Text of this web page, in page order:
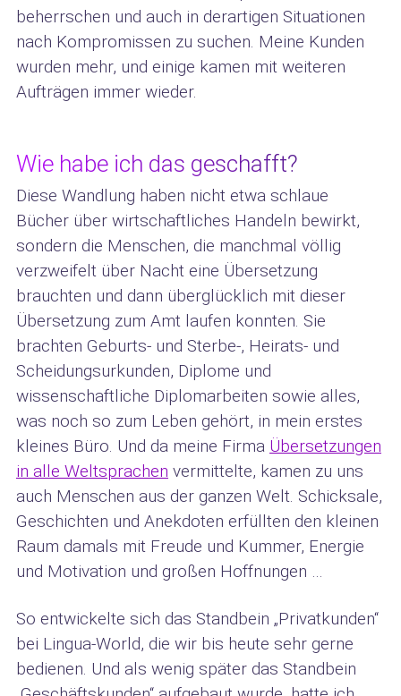
beherrschen und auch in derartigen Situationen
nach Kompromissen zu suchen. Meine Kunden
wurden mehr, und einige kamen mit weiteren
Aufträgen immer wieder.
Wie habe ich das geschafft?
Diese Wandlung haben nicht etwa schlaue
Bücher über wirtschaftliches Handeln bewirkt,
sondern die Menschen, die manchmal völlig
verzweifelt über Nacht eine Übersetzung
brauchten und dann überglücklich mit dieser
Übersetzung zum Amt laufen konnten. Sie
brachten Geburts- und Sterbe-, Heirats- und
Scheidungsurkunden, Diplome und
wissenschaftliche Diplomarbeiten sowie alles,
was noch so zum Leben gehört, in mein erstes
kleines Büro. Und da meine Firma Übersetzungen
in alle Weltsprachen vermittelte, kamen zu uns
auch Menschen aus der ganzen Welt. Schicksale,
Geschichten und Anekdoten erfüllten den kleinen
Raum damals mit Freude und Kummer, Energie
und Motivation und großen Hoffnungen …
So entwickelte sich das Standbein „Privatkunden“
bei Lingua-World, die wir bis heute sehr gerne
bedienen. Und als wenig später das Standbein